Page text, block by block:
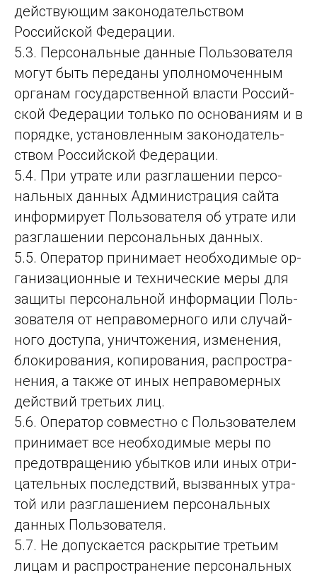
действующим законодательством
Российской Федерации.
5.3. Персо­наль­ные дан­ные Поль­зо­ва­те­ля
мо­гут быть пе­ре­да­ны упол­но­мо­чен­ным
ор­га­нам го­су­дарс­твен­ной влас­ти Рос­сий­
ской Фе­де­ра­ции толь­ко по ос­но­ва­ни­ям и в
по­ряд­ке, ус­та­нов­лен­ным за­ко­но­да­тель­
ством Рос­сий­ской Фе­де­ра­ции.
5.4. При утра­те или раз­гла­ше­нии пер­со­
наль­ных дан­ных Ад­ми­нис­тра­ция сай­та
ин­фор­ми­ру­ет Поль­зо­ва­те­ля об ут­ра­те или
раз­гла­ше­нии пер­со­наль­ных дан­ных.
5.5. Оператор при­ни­ма­ет не­об­хо­ди­мые ор­
га­ни­за­ци­он­ные и тех­ни­чес­кие ме­ры для
за­щи­ты пер­со­наль­ной ин­фор­ма­ции Поль­
зо­ва­те­ля от неп­ра­во­мер­но­го или слу­чай­
но­го дос­ту­па, унич­то­же­ния, из­ме­не­ния,
бло­ки­ро­ва­ния, ко­пи­ро­ва­ния, рас­прос­тра­
не­ния, а так­же от иных неп­ра­во­мер­ных
дей­ствий треть­их лиц.
5.6. Оператор сов­мес­тно с Поль­зо­ва­те­лем
при­ни­ма­ет все не­об­хо­ди­мые ме­ры по
пре­дот­вра­ще­нию убыт­ков или иных от­ри­
ца­тель­ных пос­ледс­твий, выз­ван­ных ут­ра­
той или раз­гла­ше­ни­ем пер­со­наль­ных
дан­ных Поль­зо­ва­те­ля.
5.7. Не допус­ка­ет­ся рас­кры­тие треть­им
ли­цам и рас­прос­тра­не­ние пер­со­наль­ных